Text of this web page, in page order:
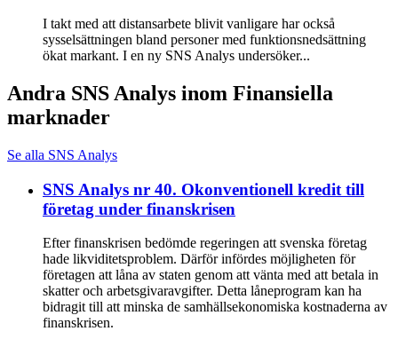
I takt med att distansarbete blivit vanligare har också
sysselsättningen bland personer med funktionsnedsättning
ökat markant. I en ny SNS Analys undersöker...
Andra SNS Analys inom Finansiella
marknader
Se alla SNS Analys
SNS Analys nr 40. Okonventionell kredit till
företag under finanskrisen
Efter finanskrisen bedömde regeringen att svenska företag
hade likviditetsproblem. Därför infördes möjligheten för
företagen att låna av staten genom att vänta med att betala in
skatter och arbetsgivaravgifter. Detta låneprogram kan ha
bidragit till att minska de samhällsekonomiska kostnaderna av
finanskrisen.